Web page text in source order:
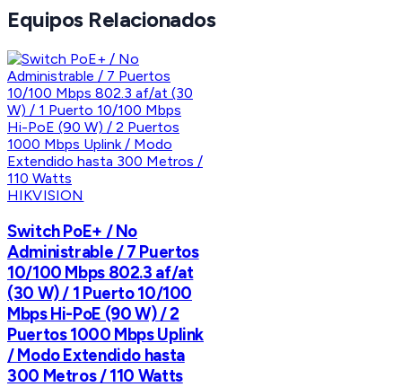
Equipos Relacionados
HIKVISION
Switch PoE+ / No
Administrable / 7 Puertos
10/100 Mbps 802.3 af/at
(30 W) / 1 Puerto 10/100
Mbps Hi-PoE (90 W) / 2
Puertos 1000 Mbps Uplink
/ Modo Extendido hasta
300 Metros / 110 Watts